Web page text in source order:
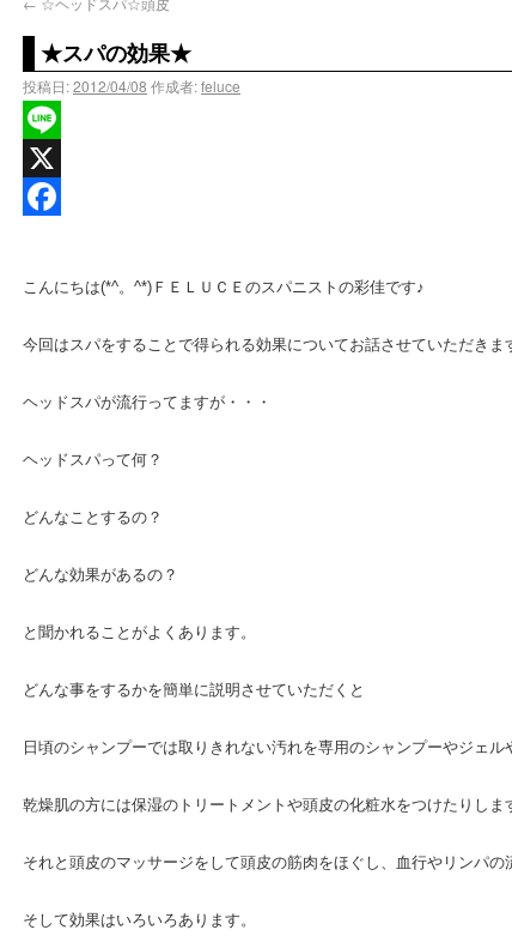
★スパの効果★
投稿日:2012/04/08 作成者:feluce
Line
X
こんにちは(*^。^*)ＦＥＬＵＣＥのスパニストの彩佳です♪
今回はスパをすることで得られる効果についてお話させていただきま
ヘッドスパが流行ってますが・・・
ヘッドスパって何？
どんなことするの？
どんな効果があるの？
と聞かれることがよくあります。
どんな事をするかを簡単に説明させていただくと
日頃のシャンプーでは取りきれない汚れを専用のシャンプーやジェル
乾燥肌の方には保湿のトリートメントや頭皮の化粧水をつけたりしま
それと頭皮のマッサージをして頭皮の筋肉をほぐし、血行やリンパの
そして効果はいろいろあります。